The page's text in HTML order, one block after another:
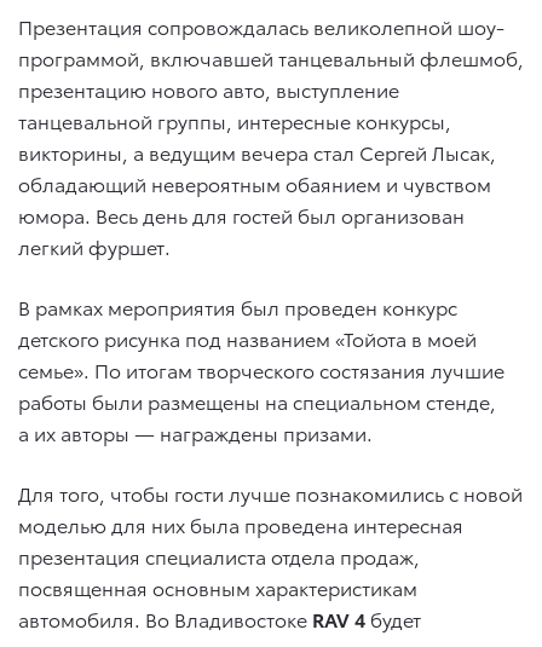
Презентация сопровождалась великолепной шоу-
программой, включавшей танцевальный флешмоб,
презентацию нового авто, выступление
танцевальной группы, интересные конкурсы,
викторины, а ведущим вечера стал Сергей Лысак,
обладающий невероятным обаянием и чувством
юмора. Весь день для гостей был организован
легкий фуршет.
В рамках мероприятия был проведен конкурс
детского рисунка под названием «Тойота в моей
семье». По итогам творческого состязания лучшие
работы были размещены на специальном стенде,
а их авторы — награждены призами.
Для того, чтобы гости лучше познакомились с новой
моделью для них была проведена интересная
презентация специалиста отдела продаж,
посвященная основным характеристикам
автомобиля. Во Владивостоке RAV4 будет